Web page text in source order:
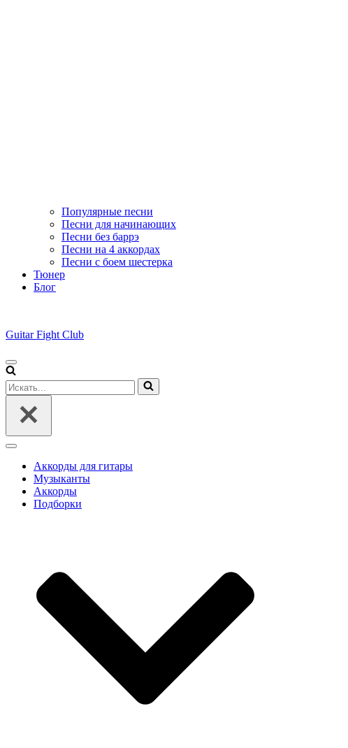
Популярные песни
Песни для начинающих
Песни без баррэ
Песни на 4 аккордах
Песни с боем шестерка
Тюнер
Блог
Guitar Fight Club
Меню
навигации
Искать...
Меню
навигацииАккорды для гитары
Музыканты
Аккорды
Подборки